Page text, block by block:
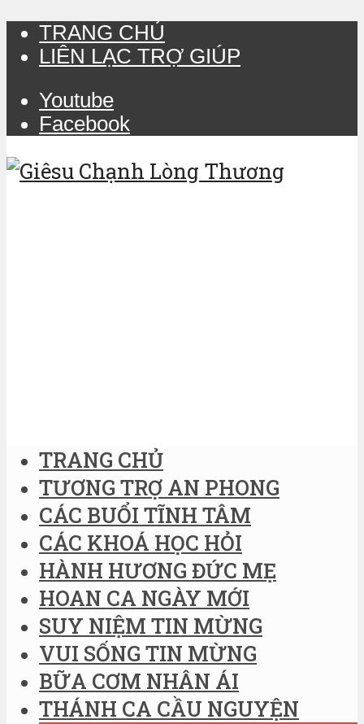
TRANG CHỦ
LIÊN LẠC TRỢ GIÚP
Youtube
Facebook
TRANG CHỦ
TƯƠNG TRỢ AN PHONG
CÁC BUỔI TĨNH TÂM
CÁC KHOÁ HỌC HỎI
HÀNH HƯƠNG ĐỨC MẸ
HOAN CA NGÀY MỚI
SUY NIỆM TIN MỪNG
VUI SỐNG TIN MỪNG
BỮA CƠM NHÂN ÁI
THÁNH CA CẦU NGUYỆN